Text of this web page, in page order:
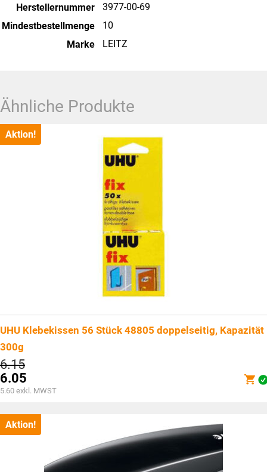
Herstellernummer
3977-00-69
Mindestbestellmenge
10
Marke
LEITZ
Ähnliche Produkte
Aktion!
UHU Klebekissen 56 Stück 48805 doppelseitig, Kapazität
300g
6.15Ursprünglicher
Preis
war:
CHF6.15
6.05
Aktueller
ist:
CHF6.05.
5.60 exkl. MWST
Aktion!